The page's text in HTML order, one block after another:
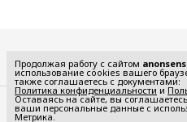
Редакция
Продолжая работу с сайтом
использование cookies вашего
также соглашаетесь с документами:
Политика конфиденциальности и
Оставаясь на сайте, вы
ваши персональные данные с
Метрика.